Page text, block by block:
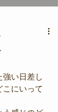
強い日差し
こにいって